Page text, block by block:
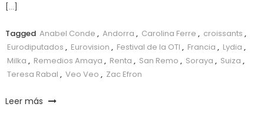
[…]
Tagged Anabel Conde , Andorra , Carolina Ferre , croissants ,
Eurodiputados , Eurovision , Festival de la OTI , Francia , Lydia ,
Milka , Remedios Amaya , Renta , San Remo , Soraya , Suiza ,
Teresa Rabal , Veo Veo , Zac Efron
Leer más